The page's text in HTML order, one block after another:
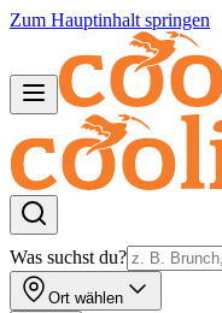
Zum Hauptinhalt springen
Was suchst du?
Ort wählen